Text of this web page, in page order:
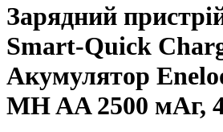
Зарядний
Smart-Quick
Акумулятор
MH AA 2500 мАг,